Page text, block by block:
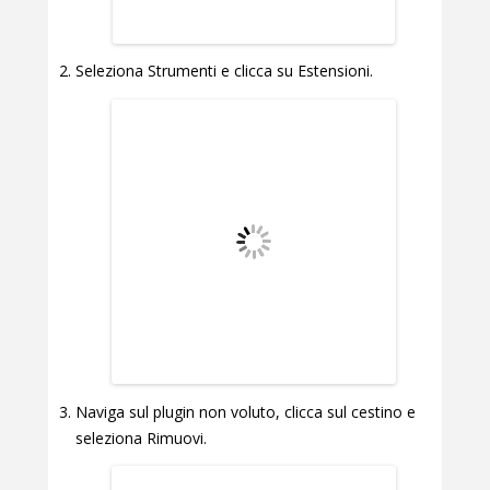
Seleziona Strumenti e clicca su Estensioni.
Naviga sul plugin non voluto, clicca sul cestino e
seleziona Rimuovi.